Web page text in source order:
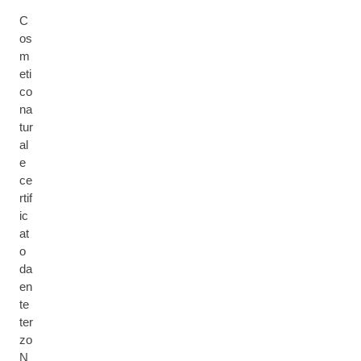
C
os
m
eti
co
na
tur
al
e
ce
rtif
ic
at
o
da
en
te
ter
zo
N